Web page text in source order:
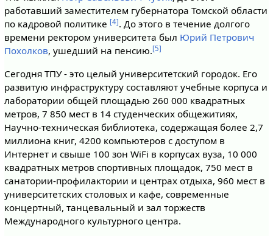
работавший заместителем губернатора Томской области
по кадровой политике [4]. До этого в течение долгого
времени ректором университета был Юрий Петрович
Похолков, ушедший на пенсию.[5]
Сегодня ТПУ - это целый университетский городок. Его
развитую инфраструктуру составляют учебные корпуса и
лаборатории общей площадью 260 000 квадратных
метров, 7 850 мест в 14 студенческих общежитиях,
Научно-техническая библиотека, содержащая более 2,7
миллиона книг, 4200 компьютеров с доступом в
Интернет и свыше 100 зон WiFi в корпусах вуза, 10 000
квадратных метров спортивных площадок, 750 мест в
санатории-профилактории и центрах отдыха, 960 мест в
университетских столовых и кафе, современные
концертный, танцевальный и зал торжеств
Международного культурного центра.